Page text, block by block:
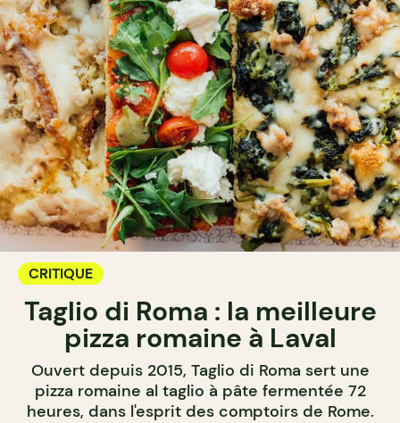
CRITIQUE
Taglio di Roma : la meilleure
pizza romaine à Laval
Ouvert depuis 2015, Taglio di Roma sert une
pizza romaine al taglio à pâte fermentée 72
heures, dans l'esprit des comptoirs de Rome.